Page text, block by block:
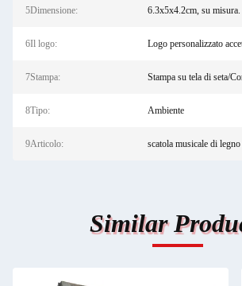
5Dimensione: 6.3x5x4.2cm, su misura.
6Il logo: Logo personalizzato
7Stampa: Stampa su tela di seta/
8Tipo: Ambiente
9Articolo: scatola musicale di
Similar